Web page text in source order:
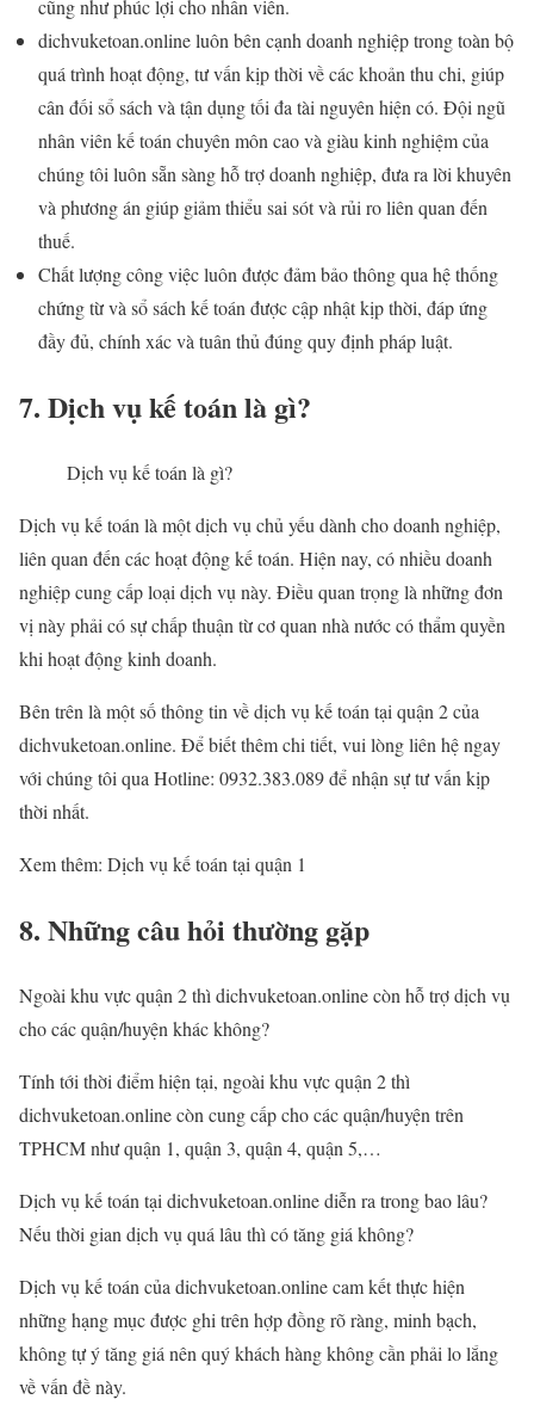
cũng như phúc lợi cho nhân viên.
dichvuketoan.online luôn bên cạnh doanh nghiệp trong toàn bộ
quá trình hoạt động, tư vấn kịp thời về các khoản thu chi, giúp
cân đối sổ sách và tận dụng tối đa tài nguyên hiện có. Đội ngũ
nhân viên kế toán chuyên môn cao và giàu kinh nghiệm của
chúng tôi luôn sẵn sàng hỗ trợ doanh nghiệp, đưa ra lời khuyên
và phương án giúp giảm thiểu sai sót và rủi ro liên quan đến
thuế.
Chất lượng công việc luôn được đảm bảo thông qua hệ thống
chứng từ và sổ sách kế toán được cập nhật kịp thời, đáp ứng
đầy đủ, chính xác và tuân thủ đúng quy định pháp luật.
7. Dịch vụ kế toán là gì?
Dịch vụ kế toán là gì?
Dịch vụ kế toán là một dịch vụ chủ yếu dành cho doanh nghiệp,
liên quan đến các hoạt động kế toán. Hiện nay, có nhiều doanh
nghiệp cung cấp loại dịch vụ này. Điều quan trọng là những đơn
vị này phải có sự chấp thuận từ cơ quan nhà nước có thẩm quyền
khi hoạt động kinh doanh.
Bên trên là một số thông tin về dịch vụ kế toán tại quận 2 của
dichvuketoan.online. Để biết thêm chi tiết, vui lòng liên hệ ngay
với chúng tôi qua Hotline: 0932.383.089 để nhận sự tư vấn kịp
thời nhất.
Xem thêm: Dịch vụ kế toán tại quận 1
8. Những câu hỏi thường gặp
Ngoài khu vực quận 2 thì dichvuketoan.online còn hỗ trợ dịch vụ
cho các quận/huyện khác không?
Tính tới thời điểm hiện tại, ngoài khu vực quận 2 thì
dichvuketoan.online còn cung cấp cho các quận/huyện trên
TPHCM như quận 1, quận 3, quận 4, quận 5,…
Dịch vụ kế toán tại dichvuketoan.online diễn ra trong bao lâu?
Nếu thời gian dịch vụ quá lâu thì có tăng giá không?
Dịch vụ kế toán của dichvuketoan.online cam kết thực hiện
những hạng mục được ghi trên hợp đồng rõ ràng, minh bạch,
không tự ý tăng giá nên quý khách hàng không cần phải lo lắng
về vấn đề này.